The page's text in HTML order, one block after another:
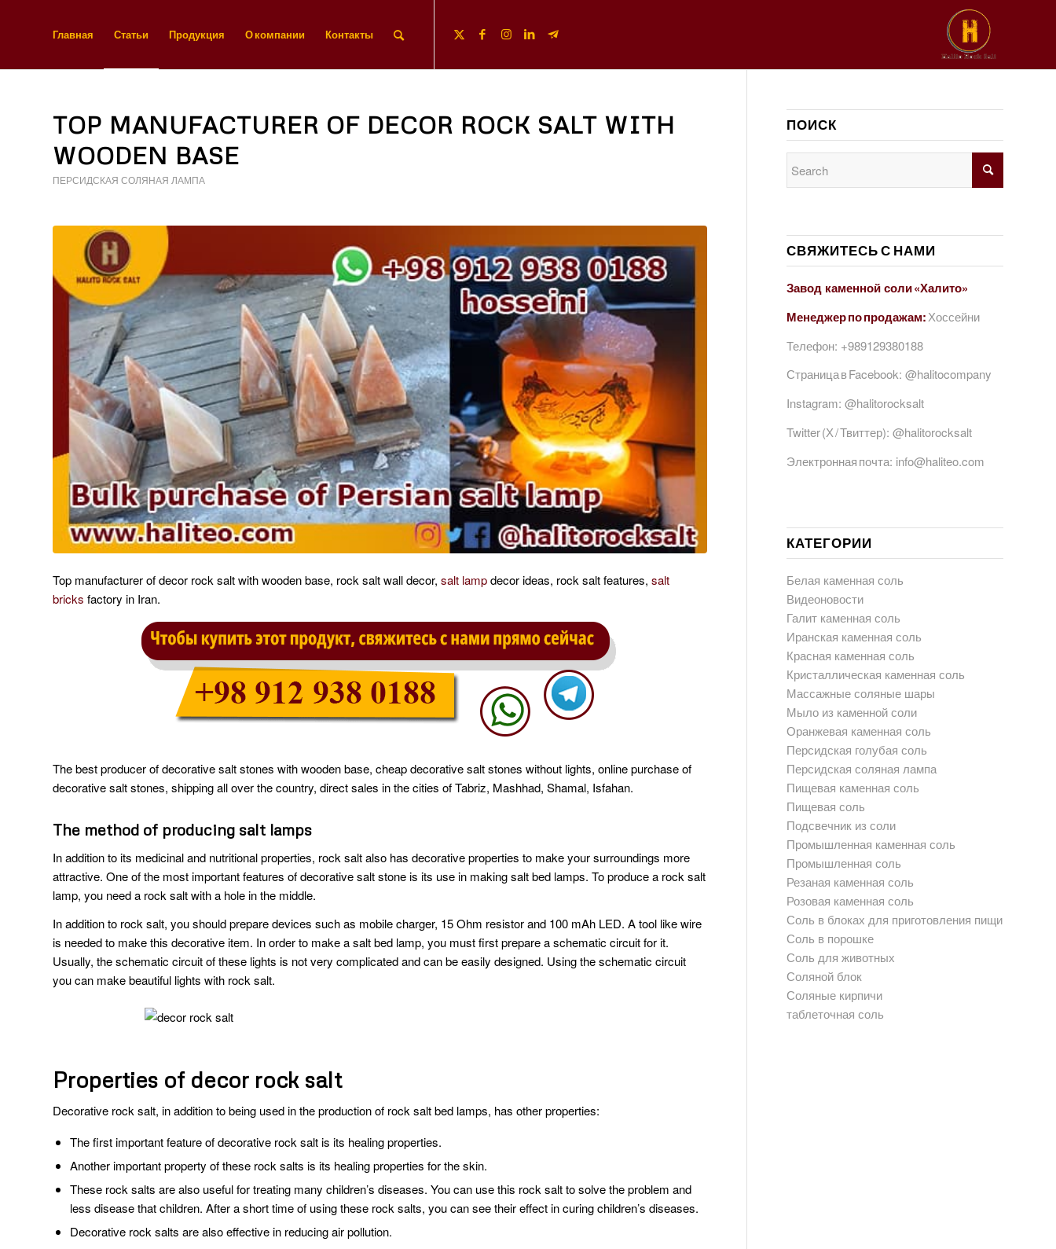
Главная Статьи Продукция О компании Контакты
TOP MANUFACTURER OF DECOR ROCK SALT WITH
WOODEN BASE
ПЕРСИДСКАЯ СОЛЯНАЯ ЛАМПА
Top manufacturer of decor rock salt with wooden base, rock salt wall decor, salt lampdecor ideas, rock salt features, salt
bricks factory in Iran.
The best producer of decorative salt stones with wooden base, cheap decorative salt stones without lights, online purchase of
decorative salt stones, shipping all over the country, direct sales in the cities of Tabriz, Mashhad, Shamal, Isfahan.
The method of producing salt lamps
In addition to its medicinal and nutritional properties, rock salt also has decorative properties to make your surroundings more
attractive. One of the most important features of decorative salt stone is its use in making salt bed lamps. To produce a rock salt
lamp, you need a rock salt with a hole in the middle.
In addition to rock salt, you should prepare devices such as mobile charger, 15 Ohm resistor and 100 mAh LED. A tool like wire
is needed to make this decorative item. In order to make a salt bed lamp, you must first prepare a schematic circuit for it.
Usually, the schematic circuit of these lights is not very complicated and can be easily designed. Using the schematic circuit
you can make beautiful lights with rock salt.
Properties of decor rock salt
Decorative rock salt, in addition to being used in the production of rock salt bed lamps, has other properties:
The first important feature of decorative rock salt is its healing properties.
Another important property of these rock salts is its healing properties for the skin.
These rock salts are also useful for treating many children’s diseases. You can use this rock salt to solve the problem and
less disease that children. After a short time of using these rock salts, you can see their effect in curing children’s diseases.
Decorative rock salts are also effective in reducing air pollution.
ПОИСК
СВЯЖИТЕСЬ С НАМИ
Завод каменной соли «Халито»
Менеджер по продажам:Хоссейни
Телефон: +989129380188
Страница в Facebook:@halitocompany
Instagram:@halitorocksalt
Twitter (Х / Твиттер):@halitorocksalt
Электронная почта: info@haliteo.com
КАТЕГОРИИ
Белая каменная соль
Видеоновости
Галит каменная соль
Иранская каменная соль
Красная каменная соль
Кристаллическая каменная соль
Массажные соляные шары
Мыло из каменной соли
Оранжевая каменная соль
Персидская голубая соль
Персидская соляная лампа
Пищевая каменная соль
Пищевая соль
Подсвечник из соли
Промышленная каменная соль
Промышленная соль
Резаная каменная соль
Розовая каменная соль
Соль в блоках для приготовления пищи
Соль в порошке
Соль для животных
Соляной блок
Соляные кирпичи
таблеточная соль